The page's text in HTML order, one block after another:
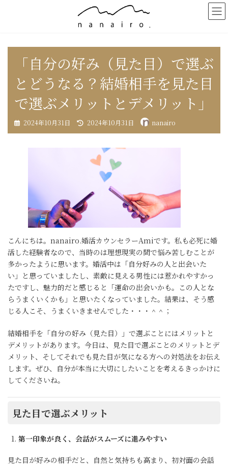
「自分の好み（見た目）で選ぶ
とどうなる？結婚相手を見た目
で選ぶメリットとデメリット」
2024年10月31日
最
日
時
2024年10月31日 nanairo
こんにちは。nanairo.婚活カウンセラーAmiです。私も必死に婚
活した経験者なので、当時のは理想現実の間で悩み苦しむことが
多かったように思います。婚活中は「自分好みの人と出会いた
い」と思っていましたし、素敵に見える男性には惹かれやすかっ
たですし、魅力的だと感じると「運命の出会いかも。この人とな
らうまくいくかも」と思いたくなっていました。結果は、そう感
じる人こそ、うまくいきませんでした・・・＾＾；
結婚相手を「自分の好み（見た目）」で選ぶことにはメリットと
デメリットがあります。今日は、見た目で選ぶことのメリットとデ
メリット、そしてそれでも見た目が気になる方への対処法をお伝え
します。ぜひ、自分が本当に大切にしたいことを考えるきっかけに
してくださいね。
見た目で選ぶメリット
第一印象が良く、会話がスムーズに進みやすい
見た目が好みの相手だと、自然と気持ちも高まり、初対面の会話